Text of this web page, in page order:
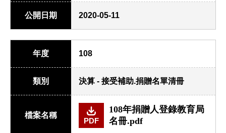
公開日期 2020-05-11
年度 108
類別 決算 - 接受補助.捐贈名單清冊
檔案名稱
PDF
108年捐贈人登錄教育局
名冊.pdf